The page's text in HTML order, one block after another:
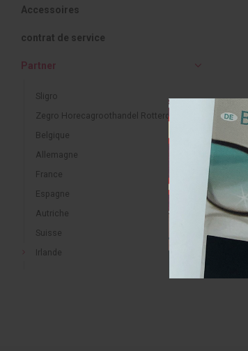
Accessoires
contrat de service
Partner
Sligro
Zegro Horecagroothandel Rotterdam
Belgique
Allemagne
France
Espagne
Autriche
Suisse
Irlande